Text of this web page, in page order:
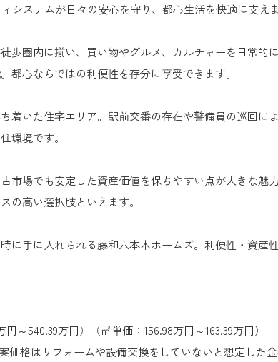
ステムが日々の安心を守り、都心生活を快適に支えま
歩圏内に揃い、買い物やグルメ、カルチャーを日常的
都心ならではの利便性を存分に享受できます。
着いた住宅エリア。駅前交番の存在や警備員の巡回
環境です。
市場でも安定した資産価値を保ちやすい点が大きな
の高い選択肢といえます。
に手に入れられる藤和六本木ホームズ。利便性・資
～540.39万円）（㎡単価：156.98万円～163.39万円）
格はリフォームや設備交換をしていないと想定した金